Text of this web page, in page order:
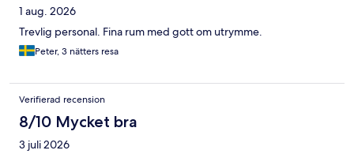
1 aug. 2026
Trevlig personal. Fina rum med gott om utrymme.
Peter, 3 nätters resa
Verifierad recension
8/10 Mycket bra
3 juli 2026